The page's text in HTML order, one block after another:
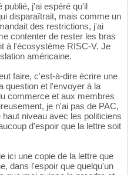
publié, j'ai espéré qu'il
disparaîtrait, mais comme un
des restrictions, j'ai
contenter de rester les bras
à l'écosystème RISC-V. Je
américaine.
faire, c'est-à-dire écrire une
question et l'envoyer à la
commerce et aux membres
je n'ai pas de PAC,
niveau avec les politiciens
d'espoir que la lettre soit
ici une copie de la lettre que
dans l'espoir que quelqu'un